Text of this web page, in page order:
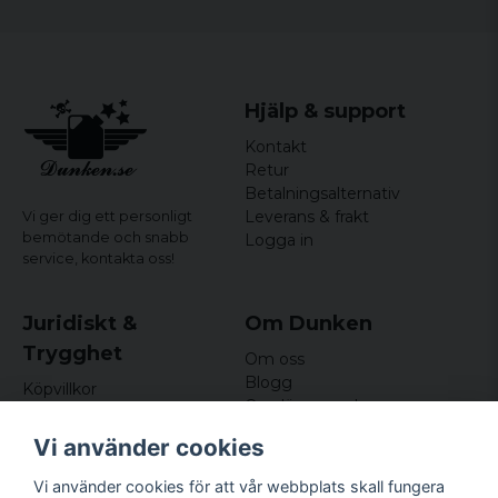
Vi ger dig ett personligt
bemötande och snabb
service, kontakta oss!
Hjälp & support
Kontakt
Retur
Betalningsalternativ
Leverans & frakt
Logga in
Juridiskt &
Trygghet
Köpvillkor
Om cookies
Om Dunken
Om oss
Blogg
Omdömen och
Nyhetsbrev
Kundklubb
Vi använder cookies
Vi använder cookies för att vår webbplats skall fungera